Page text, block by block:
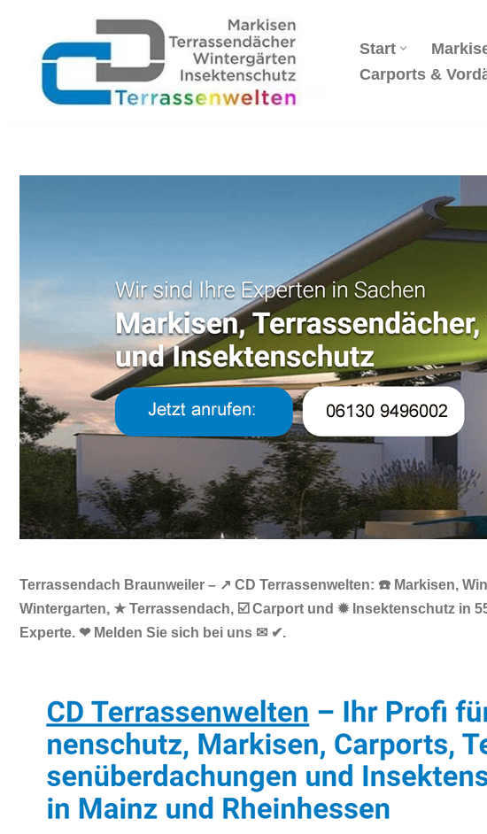
springen
Start
Carports &
Terrassendach Braunweiler – ↗️ CD Terrassenwelten: ☎️ Markisen,
Wintergarten, ★ Terrassendach, ☑️ Carport und ✹ Insektenschutz in
Experte. ❤ Melden Sie sich bei uns ✉ ✔.